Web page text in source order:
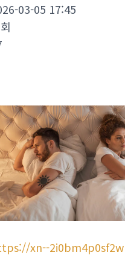
03-05 17:45
xn--